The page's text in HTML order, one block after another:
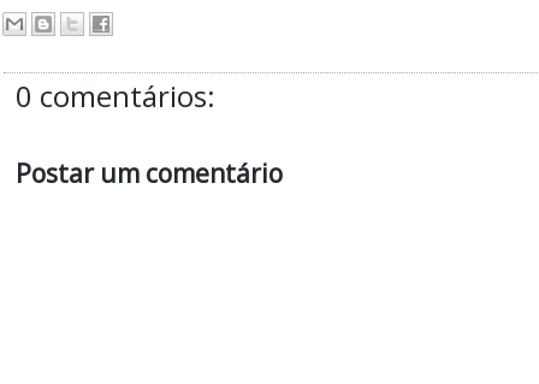
0 comentários:
Postar um comentário